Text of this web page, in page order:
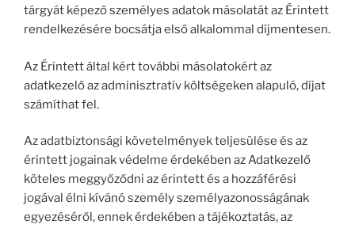
tárgyát képező személyes adatok másolatát az Érintett
rendelkezésére bocsátja első alkalommal díjmentesen.
Az Érintett által kért további másolatokért az
adatkezelő az adminisztratív költségeken alapuló, díjat
számíthat fel.
Az adatbiztonsági követelmények teljesülése és az
érintett jogainak védelme érdekében az Adatkezelő
köteles meggyőződni az érintett és a hozzáférési
jogával élni kívánó személy személyazonosságának
egyezéséről, ennek érdekében a tájékoztatás, az